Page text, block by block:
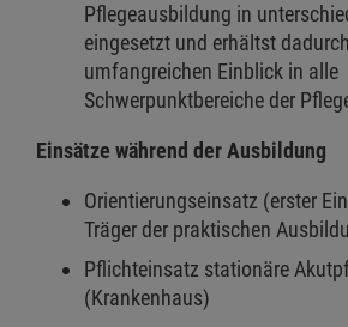
Pflegeausbildung in
eingesetzt und erhältst
umfangreichen Einblick in alle
Schwerpunktbereiche der
Einsätze während der Ausbildung
Orientierungseinsatz (erster
Träger der praktischen
Pflichteinsatz stationäre
(Krankenhaus)